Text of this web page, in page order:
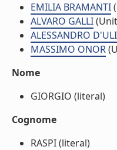
EMILIA BRAMANTI
ALVARO GALLI
ALESSANDRO
MASSIMO ONOR
Nome
GIORGIO (literal)
Cognome
RASPI (literal)